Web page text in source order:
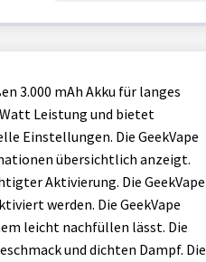
3.000 mAh Akku für langes
Watt Leistung und bietet
Einstellungen. Die GeekVape
übersichtlich anzeigt.
Aktivierung. Die GeekVape
werden. Die GeekVape
leicht nachfüllen lässt. Die
und dichten Dampf. Die